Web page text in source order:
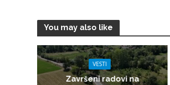
You may also like
VESTI
Završeni radovi na